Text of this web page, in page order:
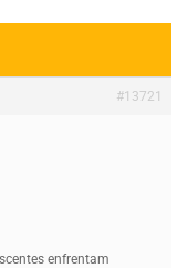
#13721
enfrentam